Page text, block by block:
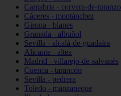
Cantabria - corvera-de-toranzo
Cáceres - montánchez
Girona - blanes
Granada - albuñol
Sevilla - alcalá-de-guadaíra
Alicante - altea
Madrid - villarejo-de-salvanés
Cuenca - tarancón
Sevilla - pedrera
Toledo - manzaneque